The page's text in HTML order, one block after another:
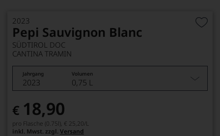
2023
Pepi Sauvignon Blanc
SÜDTIROL DOC
CANTINA TRAMIN
Jahrgang Volumen
2023 0,75 L
€ 18,90
pro Flasche (0.75l), € 25,20/L
inkl. Mwst. zzgl. Versand